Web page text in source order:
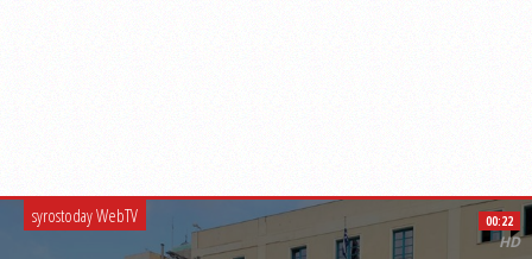
syrostoday WebTV 00:22
HD